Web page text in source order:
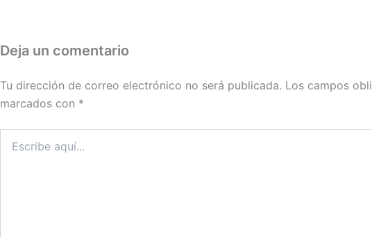
Deja un comentario
Tu dirección de correo electrónico no será publicada. Los campos
marcados con *
aquí...